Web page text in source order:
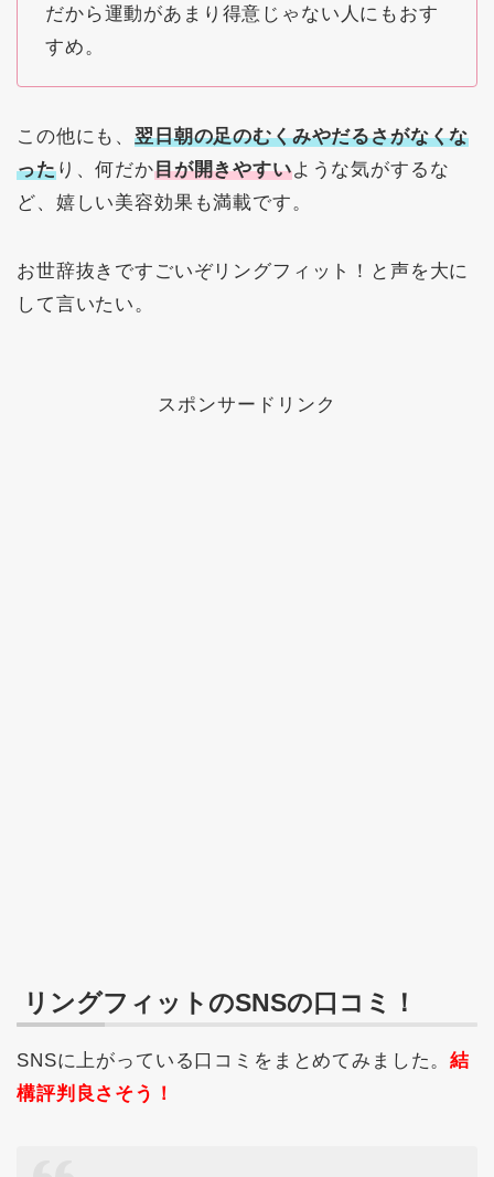
だから運動があまり得意じゃない人にもおす
すめ。
この他にも、翌日朝の足のむくみやだるさがなくな
ったり、何だか目が開きやすいような気がするな
ど、嬉しい美容効果も満載です。
お世辞抜きですごいぞリングフィット！と声を大に
して言いたい。
スポンサードリンク
リングフィットのSNSの口コミ！
SNSに上がっている口コミをまとめてみました。結
構評判良さそう！